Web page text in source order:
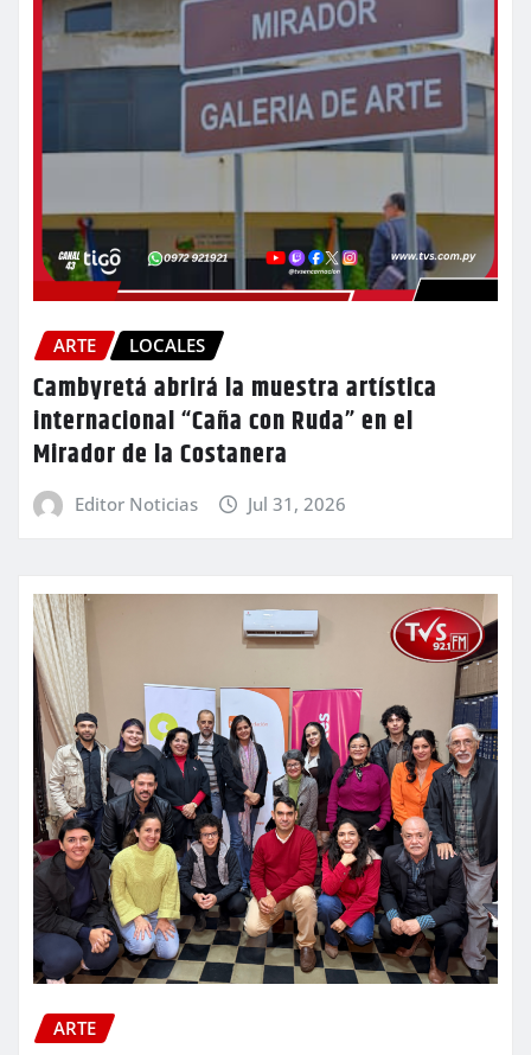
ARTE LOCALES
Cambyretá abrirá la muestra artística
internacional “Caña con Ruda” en el
Mirador de la Costanera
Editor Noticias Jul 31, 2026
ARTE